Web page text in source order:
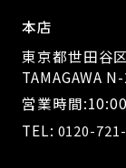
本店
東京都世田谷
TAMAGAWA
営業時間
TEL: 0120-